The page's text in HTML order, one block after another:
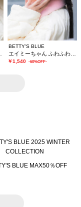
BETTY'S BLUE
エイミーちゃん ふわふわイヤーマフ
￥1,540 -60%OFF-